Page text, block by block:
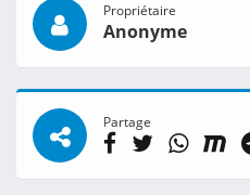
Propriétaire
Anonyme
Partage